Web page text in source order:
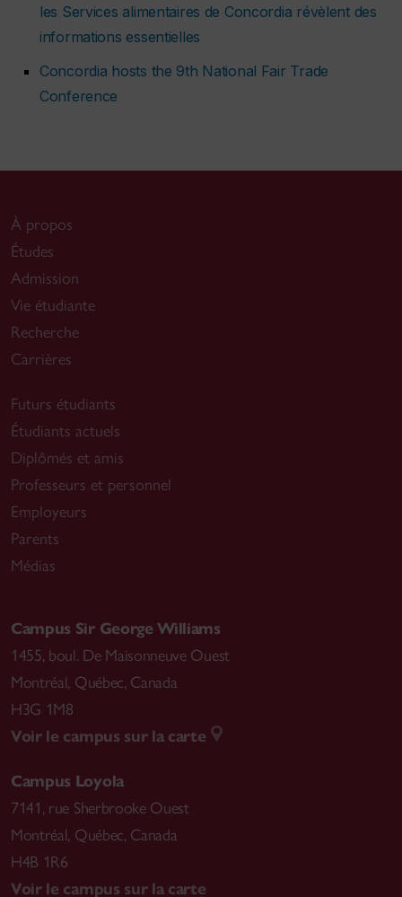
les Services alimentaires de Concordia révèlent des
informations essentielles
Concordia hosts the 9th National Fair Trade
Conference
À propos
Études
Admission
Vie étudiante
Recherche
Carrières
Futurs étudiants
Étudiants actuels
Diplômés et amis
Professeurs et personnel
Employeurs
Parents
Médias
Campus Sir George Williams
1455, boul. De Maisonneuve Ouest
Montréal, Québec, Canada
H3G 1M8
Voir le campus sur la carte
Campus Loyola
7141, rue Sherbrooke Ouest
Montréal, Québec, Canada
H4B 1R6
Voir le campus sur la carte